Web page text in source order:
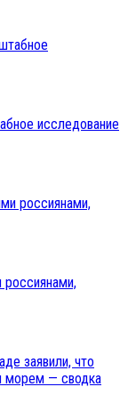
исследование